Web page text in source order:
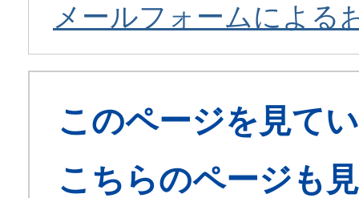
メールフォームによる
このページを見て
こちらのページも